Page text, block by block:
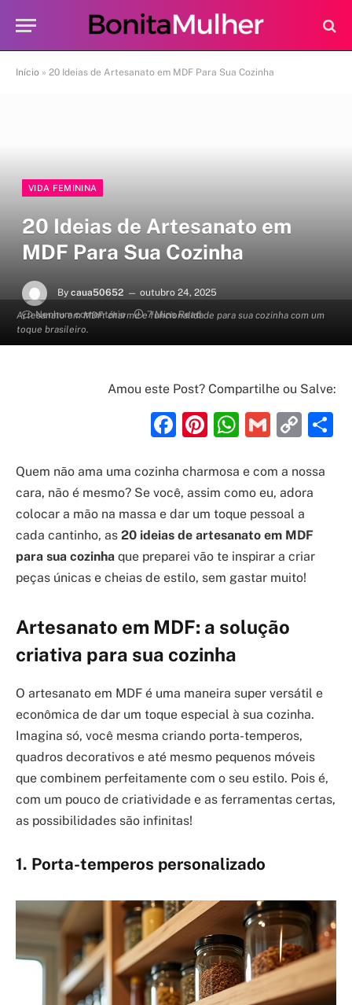
Início » 20 Ideias de Artesanato em MDF Para Sua Cozinha
Artesanato em MDF: charme e funcionalidade para sua cozinha com um
toque brasileiro.
VIDA FEMININA
20 Ideias de Artesanato em
MDF Para Sua Cozinha
By caua50652
outubro 24, 2025
Nenhum comentário
7 Mins Read
Amou este Post? Compartilhe ou Salve:
Facebook
Pinterest
Gmail
Quem não ama uma cozinha charmosa e com a nossa
cara, não é mesmo? Se você, assim como eu, adora
colocar a mão na massa e dar um toque pessoal a
cada cantinho, as 20 ideias de artesanato em MDF
para sua cozinha que preparei vão te inspirar a criar
peças únicas e cheias de estilo, sem gastar muito!
Artesanato em MDF: a solução
criativa para sua cozinha
O artesanato em MDF é uma maneira super versátil e
econômica de dar um toque especial à sua cozinha.
Imagina só, você mesma criando porta-temperos,
quadros decorativos e até mesmo pequenos móveis
que combinem perfeitamente com o seu estilo. Pois é,
com um pouco de criatividade e as ferramentas certas,
as possibilidades são infinitas!
1. Porta-temperos personalizado